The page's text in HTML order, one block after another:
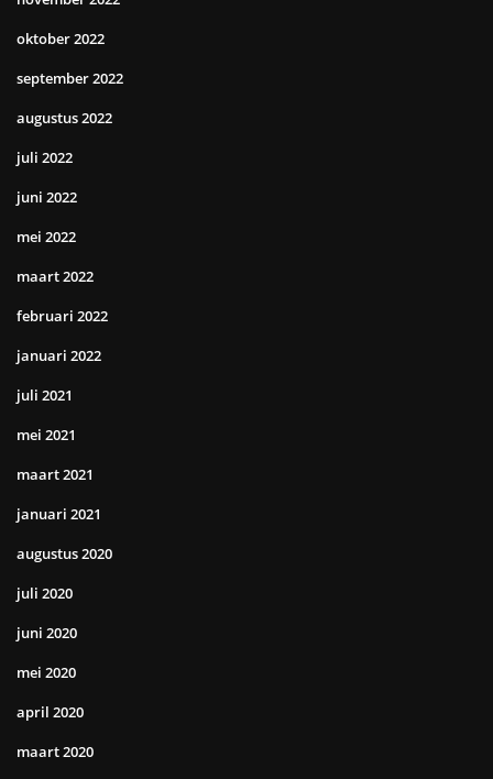
oktober 2022
september 2022
augustus 2022
juli 2022
juni 2022
mei 2022
maart 2022
februari 2022
januari 2022
juli 2021
mei 2021
maart 2021
januari 2021
augustus 2020
juli 2020
juni 2020
mei 2020
april 2020
maart 2020